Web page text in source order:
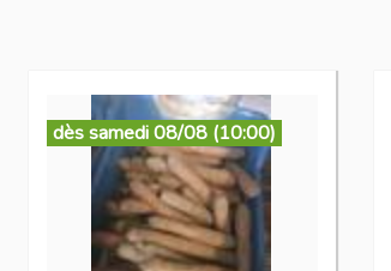
dès samedi 08/08 (10:00)